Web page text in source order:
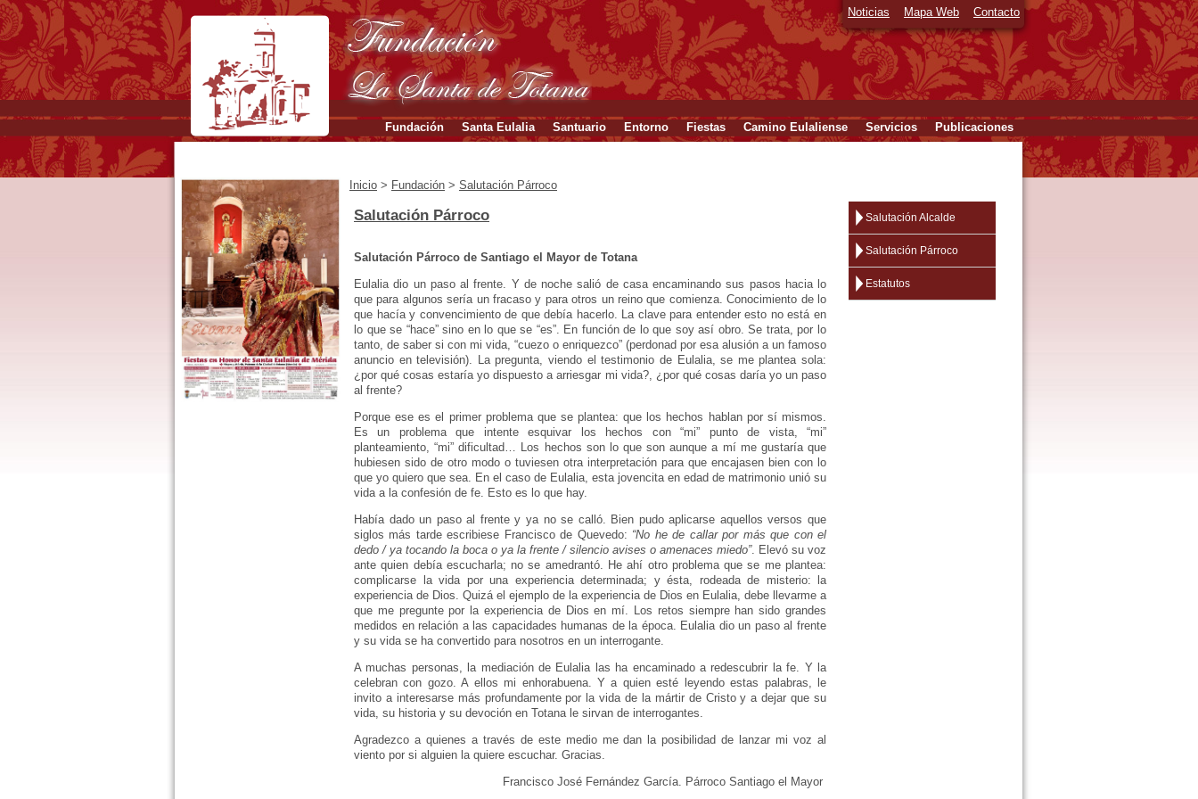
Noticias Mapa Web Contacto
Publicaciones
Servicios
Camino Eulaliense
Fiestas
Entorno
Santuario
Santa Eulalia
Fundación
Inicio > Fundación > Salutación Párroco
Salutación Alcalde
Salutación Párroco
Estatutos
Salutación Párroco
Salutación Párroco de Santiago el Mayor de Totana
Eulalia dio un paso al frente. Y de noche salió de casa encaminando sus pasos hacia lo
que para algunos sería un fracaso y para otros un reino que comienza. Conocimiento de lo
que hacía y convencimiento de que debía hacerlo. La clave para entender esto no está en
lo que se “hace” sino en lo que se “es”. En función de lo que soy así obro. Se trata, por lo
tanto, de saber si con mi vida, “cuezo o enriquezco” (perdonad por esa alusión a un famoso
anuncio en televisión). La pregunta, viendo el testimonio de Eulalia, se me plantea sola:
¿por qué cosas estaría yo dispuesto a arriesgar mi vida?, ¿por qué cosas daría yo un paso
al frente?
Porque ese es el primer problema que se plantea: que los hechos hablan por sí mismos.
Es un problema que intente esquivar los hechos con “mi” punto de vista, “mi”
planteamiento, “mi” dificultad… Los hechos son lo que son aunque a mí me gustaría que
hubiesen sido de otro modo o tuviesen otra interpretación para que encajasen bien con lo
que yo quiero que sea. En el caso de Eulalia, esta jovencita en edad de matrimonio unió su
vida a la confesión de fe. Esto es lo que hay.
Había dado un paso al frente y ya no se calló. Bien pudo aplicarse aquellos versos que
siglos más tarde escribiese Francisco de Quevedo: “No he de callar por más que con el
dedo / ya tocando la boca o ya la frente / silencio avises o amenaces miedo”. Elevó su voz
ante quien debía escucharla; no se amedrantó. He ahí otro problema que se me plantea:
complicarse la vida por una experiencia determinada; y ésta, rodeada de misterio: la
experiencia de Dios. Quizá el ejemplo de la experiencia de Dios en Eulalia, debe llevarme a
que me pregunte por la experiencia de Dios en mí. Los retos siempre han sido grandes
medidos en relación a las capacidades humanas de la época. Eulalia dio un paso al frente
y su vida se ha convertido para nosotros en un interrogante.
A muchas personas, la mediación de Eulalia las ha encaminado a redescubrir la fe. Y la
celebran con gozo. A ellos mi enhorabuena. Y a quien esté leyendo estas palabras, le
invito a interesarse más profundamente por la vida de la mártir de Cristo y a dejar que su
vida, su historia y su devoción en Totana le sirvan de interrogantes.
Agradezco a quienes a través de este medio me dan la posibilidad de lanzar mi voz al
viento por si alguien la quiere escuchar. Gracias.
Francisco José Fernández García. Párroco Santiago el Mayor